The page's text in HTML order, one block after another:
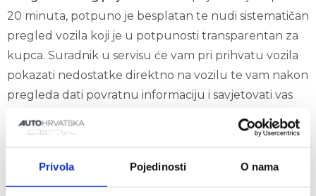
Privola Pojedinosti O nama
20 minuta, potpuno je besplatan te nudi sistematičan
pregled vozila koji je u potpunosti transparentan za
kupca. Suradnik u servisu će vam pri prihvatu vozila
pokazati nedostatke direktno na vozilu te vam nakon
pregleda dati povratnu informaciju i savjetovati vas
dodatne odlaske u radionicu u kratkom vremenskom
radioničkih popravaka.